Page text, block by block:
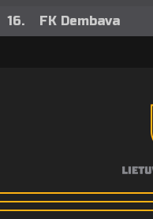
16. FK Dembava